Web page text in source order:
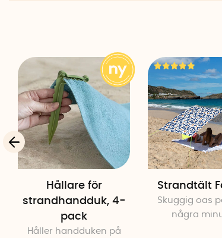
Hållare för
strandhandduk, 4-
pack
Håller handduken på
Strandtält
Skuggig oas
några